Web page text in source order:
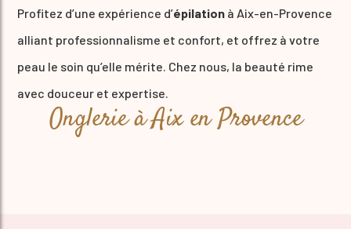
Profitez d’une expérience d’épilation à Aix-en-Provence
alliant professionnalisme et confort, et offrez à votre
peau le soin qu’elle mérite. Chez nous, la beauté rime
avec douceur et expertise.
Onglerie à Aix en Provence